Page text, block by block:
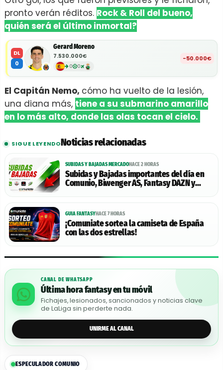
pronto verán réditos. Rock & Roll del bueno,
quién será el último inmortal?
DL
0
Gerard Moreno
7.530.000€
0 0
-50.000€
El Capitán Nemo, cómo ha vuelto de la lesión,
una diana más, tiene a su submarino amarillo
en lo más alto, donde las olas tocan el cielo.
SIGUE LEYENDONoticias relacionadas
SUBIDAS Y BAJADAS MERCADOHACE 2 HORAS
Subidas y Bajadas importantes del día en
Comunio, Biwenger AS, Fantasy DAZN y
GUIA FANTASYHACE 7 HORAS
¡Comuniate sortea la camiseta de España
con las dos estrellas!
CANAL DE WHATSAPP
Última hora fantasy en tu móvil
Fichajes, lesionados, sancionados y noticias clave
de LaLiga sin perderte nada.
UNIRME AL CANAL
ESPECULADOR COMUNIO